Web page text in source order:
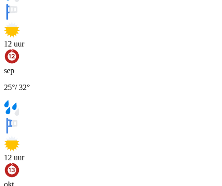
12 uur
sep
25°/32°
12 uur
okt